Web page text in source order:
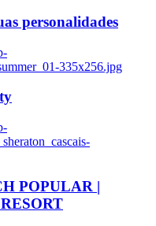
personalidades
335x256.jpg
POPULAR |